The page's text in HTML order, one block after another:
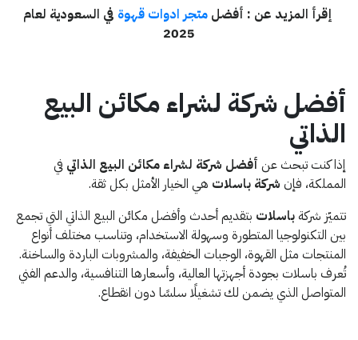
إقرأ المزيد عن : أفضل متجر ادوات قهوة في السعودية لعام
2025
أفضل شركة لشراء مكائن البيع
الذاتي
إذا كنت تبحث عن أفضل شركة لشراء مكائن البيع الذاتي في
المملكة، فإن شركة باسلات هي الخيار الأمثل بكل ثقة.
تتميّز شركة باسلات بتقديم أحدث وأفضل مكائن البيع الذاتي التي تجمع
بين التكنولوجيا المتطورة وسهولة الاستخدام، وتناسب مختلف أنواع
المنتجات مثل القهوة، الوجبات الخفيفة، والمشروبات الباردة والساخنة.
تُعرف باسلات بجودة أجهزتها العالية، وأسعارها التنافسية، والدعم الفني
المتواصل الذي يضمن لك تشغيلًا سلسًا دون انقطاع.